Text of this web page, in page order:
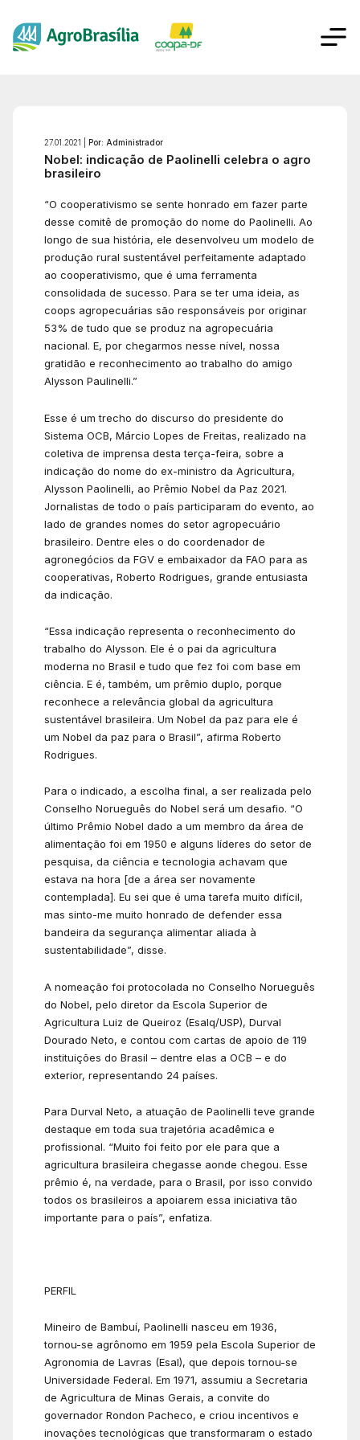
27.01.2021 | Por: Administrador
Nobel: indicação de Paolinelli celebra o agro
brasileiro
“O cooperativismo se sente honrado em fazer parte
desse comitê de promoção do nome do Paolinelli. Ao
longo de sua história, ele desenvolveu um modelo de
produção rural sustentável perfeitamente adaptado
ao cooperativismo, que é uma ferramenta
consolidada de sucesso. Para se ter uma ideia, as
coops agropecuárias são responsáveis por originar
53% de tudo que se produz na agropecuária
nacional. E, por chegarmos nesse nível, nossa
gratidão e reconhecimento ao trabalho do amigo
Alysson Paulinelli.”
Esse é um trecho do discurso do presidente do
Sistema OCB, Márcio Lopes de Freitas, realizado na
coletiva de imprensa desta terça-feira, sobre a
indicação do nome do ex-ministro da Agricultura,
Alysson Paolinelli, ao Prêmio Nobel da Paz 2021.
Jornalistas de todo o país participaram do evento, ao
lado de grandes nomes do setor agropecuário
brasileiro. Dentre eles o do coordenador de
agronegócios da FGV e embaixador da FAO para as
cooperativas, Roberto Rodrigues, grande entusiasta
da indicação.
“Essa indicação representa o reconhecimento do
trabalho do Alysson. Ele é o pai da agricultura
moderna no Brasil e tudo que fez foi com base em
ciência. E é, também, um prêmio duplo, porque
reconhece a relevância global da agricultura
sustentável brasileira. Um Nobel da paz para ele é
um Nobel da paz para o Brasil”, afirma Roberto
Rodrigues.
Para o indicado, a escolha final, a ser realizada pelo
Conselho Norueguês do Nobel será um desafio. “O
último Prêmio Nobel dado a um membro da área de
alimentação foi em 1950 e alguns líderes do setor de
pesquisa, da ciência e tecnologia achavam que
estava na hora [de a área ser novamente
contemplada]. Eu sei que é uma tarefa muito difícil,
mas sinto-me muito honrado de defender essa
bandeira da segurança alimentar aliada à
sustentabilidade”, disse.
A nomeação foi protocolada no Conselho Norueguês
do Nobel, pelo diretor da Escola Superior de
Agricultura Luiz de Queiroz (Esalq/USP), Durval
Dourado Neto, e contou com cartas de apoio de 119
instituições do Brasil – dentre elas a OCB – e do
exterior, representando 24 países.
Para Durval Neto, a atuação de Paolinelli teve grande
destaque em toda sua trajetória acadêmica e
profissional. “Muito foi feito por ele para que a
agricultura brasileira chegasse aonde chegou. Esse
prêmio é, na verdade, para o Brasil, por isso convido
todos os brasileiros a apoiarem essa iniciativa tão
importante para o país”, enfatiza.
PERFIL
Mineiro de Bambuí, Paolinelli nasceu em 1936,
tornou-se agrônomo em 1959 pela Escola Superior de
Agronomia de Lavras (Esal), que depois tornou-se
Universidade Federal. Em 1971, assumiu a Secretaria
de Agricultura de Minas Gerais, a convite do
governador Rondon Pacheco, e criou incentivos e
inovações tecnológicas que transformaram o estado